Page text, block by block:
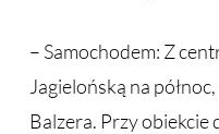
– Samochodem: Z
Jagielońską na
Balzera. Przy